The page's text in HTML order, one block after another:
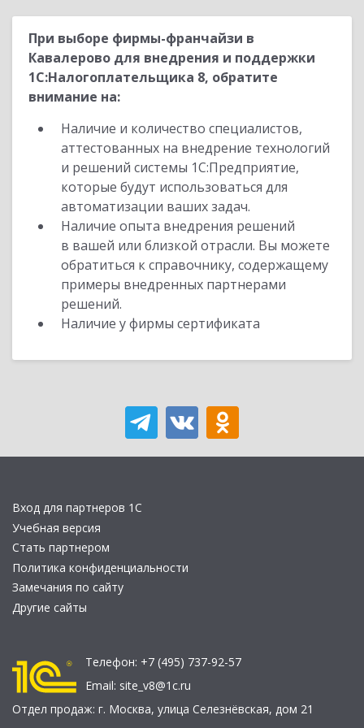
При выборе фирмы-франчайзи в
Кавалерово для внедрения и поддержки
1С:Налогоплательщика 8, обратите
внимание на:
Наличие и количество специалистов,
аттестованных на внедрение технологий
и решений системы 1С:Предприятие,
которые будут использоваться для
автоматизации ваших задач.
Наличие опыта внедрения решений
в вашей или близкой отрасли. Вы можете
обратиться к справочнику, содержащему
примеры внедренных партнерами
решений.
Наличие у фирмы сертификата
Вход для партнеров 1С
Учебная версия
Стать партнером
Политика конфиденциальности
Замечания по сайту
Другие сайты
Телефон: +7 (495) 737-92-57
Email: site_v8@1c.ru
Отдел продаж: г. Москва, улица Селезнёвская, дом 21